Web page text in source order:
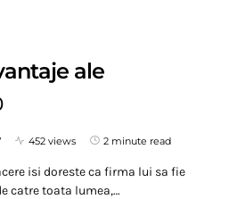
ale
452 views 2 minute read
isi doreste ca firma lui sa fie
catre toata lumea,…